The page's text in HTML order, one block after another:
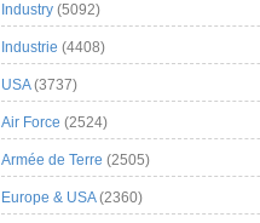
Industry (5092)
Industrie (4408)
USA(3737)
Air Force (2524)
Armée de Terre (2505)
Europe & USA(2360)